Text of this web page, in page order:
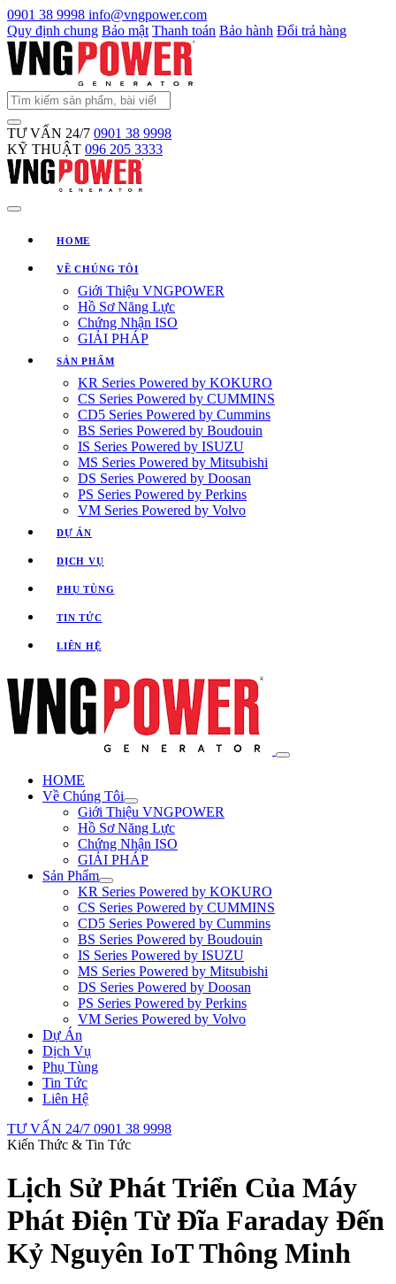
0901 38 9998 info@vngpower.com
Quy định chung Bảo mật Thanh toán Bảo hành Đổi trả hàng
TƯ VẤN 24/7 0901 38 9998
KỸ THUẬT 096 205 3333
HOME
VỀ CHÚNG TÔI
Giới Thiệu VNGPOWER
Hồ Sơ Năng Lực
Chứng Nhận ISO
GIẢI PHÁP
SẢN PHẨM
KR Series Powered by KOKURO
CS Series Powered by CUMMINS
CD5 Series Powered by Cummins
BS Series Powered by Boudouin
IS Series Powered by ISUZU
MS Series Powered by Mitsubishi
DS Series Powered by Doosan
PS Series Powered by Perkins
VM Series Powered by Volvo
DỰ ÁN
DỊCH VỤ
PHỤ TÙNG
TIN TỨC
LIÊN HỆ
HOME
Về Chúng Tôi
Giới Thiệu VNGPOWER
Hồ Sơ Năng Lực
Chứng Nhận ISO
GIẢI PHÁP
Sản Phẩm
KR Series Powered by KOKURO
CS Series Powered by CUMMINS
CD5 Series Powered by Cummins
BS Series Powered by Boudouin
IS Series Powered by ISUZU
MS Series Powered by Mitsubishi
DS Series Powered by Doosan
PS Series Powered by Perkins
VM Series Powered by Volvo
Dự Án
Dịch Vụ
Phụ Tùng
Tin Tức
Liên Hệ
TƯ VẤN 24/7 0901 38 9998
Kiến Thức & Tin Tức
Lịch Sử Phát Triển Của Máy
Phát Điện Từ Đĩa Faraday Đến
Kỷ Nguyên IoT Thông Minh